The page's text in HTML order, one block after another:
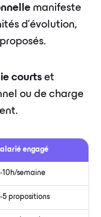
manifeste
d'évolution,
courts et
ou de charge
engagé
10h/semaine
5 propositions